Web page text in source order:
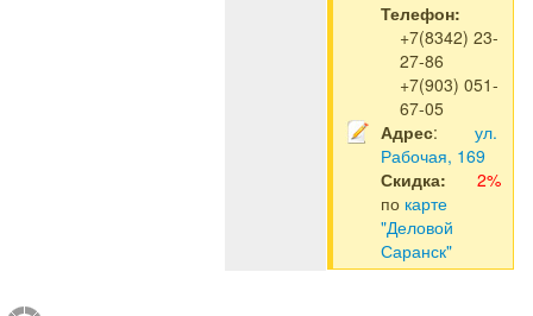
Телефон:
+7(8342) 23-
27-86
+7(903) 051-
67-05
Адрес:
ул.
Рабочая, 169
Скидка:
2%
по карте
"Деловой
Саранск"